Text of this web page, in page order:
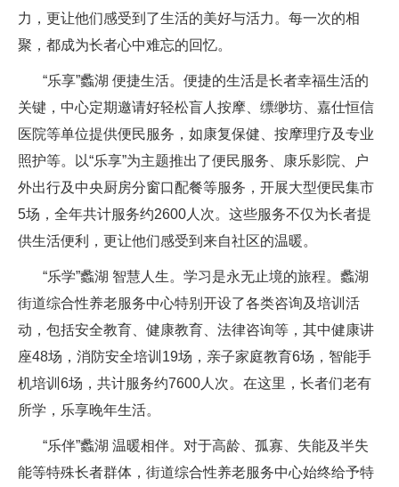
力，更让他们感受到了生活的美好与活力。每一次的相
聚，都成为长者心中难忘的回忆。
“乐享”蠡湖 便捷生活。便捷的生活是长者幸福生活的
关键，中心定期邀请好轻松盲人按摩、缥缈坊、嘉仕恒信
医院等单位提供便民服务，如康复保健、按摩理疗及专业
照护等。以“乐享”为主题推出了便民服务、康乐影院、户
外出行及中央厨房分窗口配餐等服务，开展大型便民集市
5场，全年共计服务约2600人次。这些服务不仅为长者提
供生活便利，更让他们感受到来自社区的温暖。
“乐学”蠡湖 智慧人生。学习是永无止境的旅程。蠡湖
街道综合性养老服务中心特别开设了各类咨询及培训活
动，包括安全教育、健康教育、法律咨询等，其中健康讲
座48场，消防安全培训19场，亲子家庭教育6场，智能手
机培训6场，共计服务约7600人次。在这里，长者们老有
所学，乐享晚年生活。
“乐伴”蠡湖 温暖相伴。对于高龄、孤寡、失能及半失
能等特殊长者群体，街道综合性养老服务中心始终给予特